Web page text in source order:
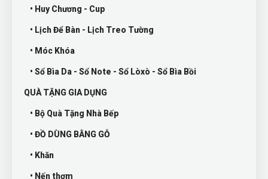
• Huy Chương - Cup
• Lịch Để Bàn - Lịch Treo Tường
• Móc Khóa
• Sổ Bìa Da - Sổ Note - Sổ Lòxò - Sổ Bìa Bồi
QUÀ TẶNG GIA DỤNG
• Bộ Quà Tặng Nhà Bếp
• ĐỒ DÙNG BẰNG GỖ
• Khăn
• Nến thơm